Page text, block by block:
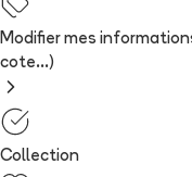
Modifier mes
cote...)
Collection